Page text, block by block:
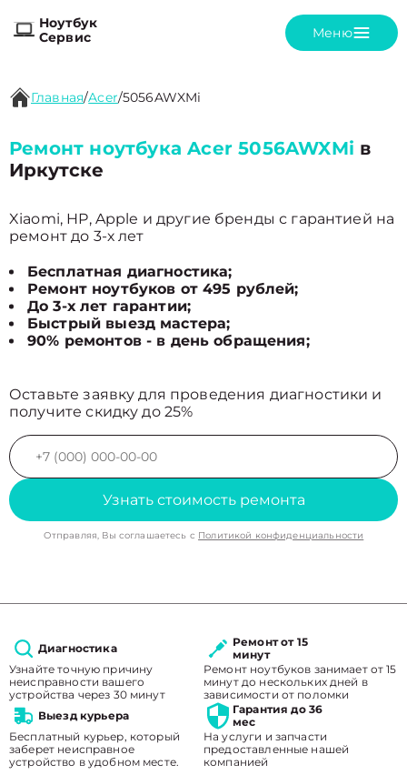
Ноутбук
Сервис
Меню
Главная/Acer/5056AWXMi
Ремонт ноутбука Acer 5056AWXMi в
Иркутске
Xiaomi, HP, Apple и другие бренды с гарантией на
ремонт до 3-х лет
Бесплатная диагностика;
Ремонт ноутбуков от 495 рублей;
До 3-х лет гарантии;
Быстрый выезд мастера;
90% ремонтов - в день обращения;
Оставьте заявку для проведения диагностики и
получите скидку до 25%
Узнать стоимость ремонта
Отправляя, Вы соглашаетесь с Политикой конфиденциальности
Диагностика
Узнайте точную причину
неисправности вашего
устройства через 30 минут
Ремонт от 15
минут
Ремонт ноутбуков занимает от 15
минут до нескольких дней в
зависимости от поломки
Выезд курьера
Бесплатный курьер, который
заберет неисправное
устройство в удобном месте.
Гарантия до 36
мес
На услуги и запчасти
предоставленные нашей
компанией